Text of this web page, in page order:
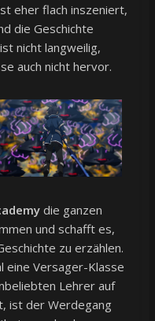
eher flach inszeniert,
die Geschichte
nicht langweilig,
auch nicht hervor.
die ganzen
und schafft es,
zu erzählen.
eine Versager-Klasse
Lehrer auf
ist der Werdegang